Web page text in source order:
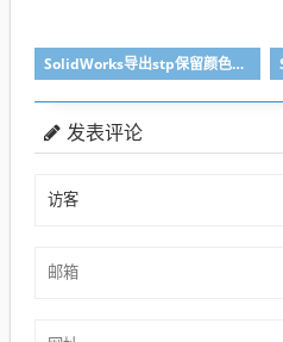
SolidWorks导出stp保留颜色的关键两点要做到
发表评论